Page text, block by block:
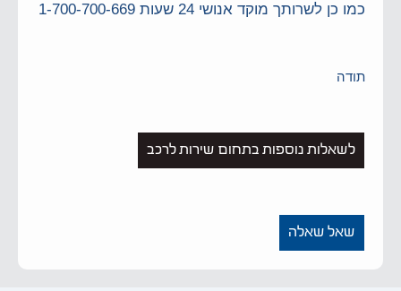
כמו כן לשרותך מוקד אנושי 24 שעות 1-700-700-669
תודה
לשאלות נוספות בתחום שירות לרכב
שאל שאלה